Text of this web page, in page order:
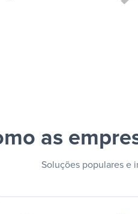
as
Soluções populares e